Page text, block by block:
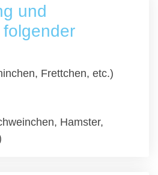
und
Frettchen, etc.)
Hamster,